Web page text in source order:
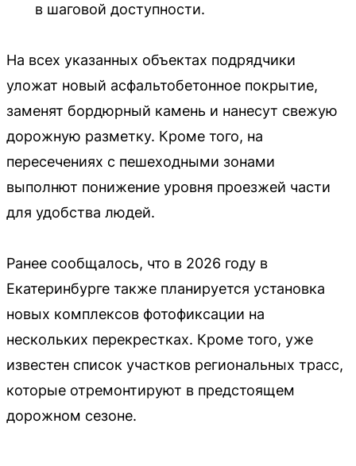
в шаговой доступности.
На всех указанных объектах подрядчики
уложат новый асфальтобетонное покрытие,
заменят бордюрный камень и нанесут свежую
дорожную разметку. Кроме того, на
пересечениях с пешеходными зонами
выполнют понижение уровня проезжей части
для удобства людей.
Ранее сообщалось, что в 2026 году в
Екатеринбурге также планируется установка
новых комплексов фотофиксации на
нескольких перекрестках. Кроме того, уже
известен список участков региональных трасс,
которые отремонтируют в предстоящем
дорожном сезоне.